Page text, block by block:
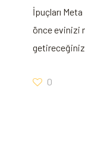
İpuçları
önce evinizi
0